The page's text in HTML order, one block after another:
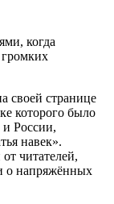
когда
громких
своей странице
которого было
России,
навек».
читателей,
о напряжённых